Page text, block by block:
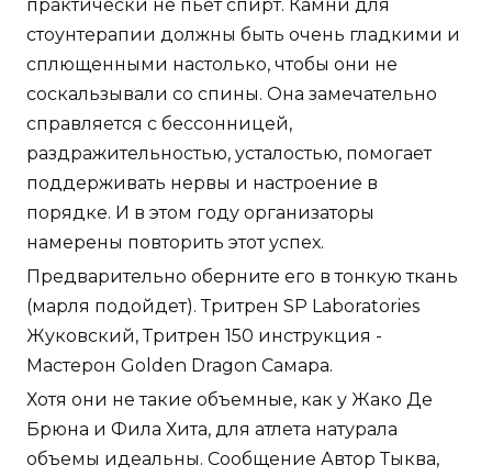
практически не пьет спирт. Камни для
стоунтерапии должны быть очень гладкими и
сплющенными настолько, чтобы они не
соскальзывали со спины. Она замечательно
справляется с бессонницей,
раздражительностью, усталостью, помогает
поддерживать нервы и настроение в
порядке. И в этом году организаторы
намерены повторить этот успех.
Предварительно оберните его в тонкую ткань
(марля подойдет). Тритрен SP Laboratories
Жуковский, Тритрен 150 инструкция -
Мастерон Golden Dragon Самара.
Хотя они не такие объемные, как у Жако Де
Брюна и Фила Хита, для атлета натурала
объемы идеальны. Сообщение Автор Тыква,